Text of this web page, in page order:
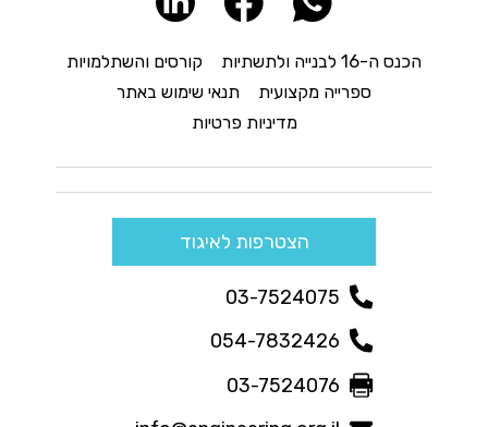
הכנס ה-16 לבנייה ולתשתיות
קורסים והשתלמויות
ספרייה מקצועית
תנאי שימוש באתר
מדיניות פרטיות
הצטרפות לאיגוד
03-7524075
054-7832426
03-7524076